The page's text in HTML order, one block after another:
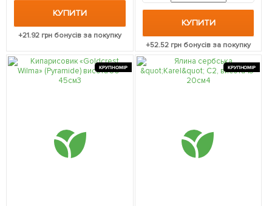
КУПИТИ
+21.92 грн бонусів за покупку
КУПИТИ
+52.52 грн бонусів за покупку
КРУПНОМІР КРУПНОМІР